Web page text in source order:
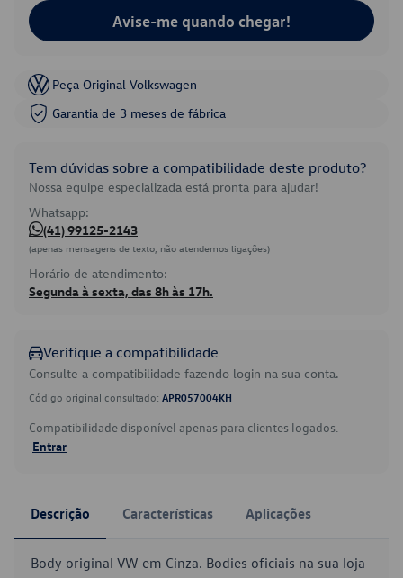
Avise-me quando chegar!
Peça Original Volkswagen
Garantia de 3 meses de fábrica
Tem dúvidas sobre a compatibilidade deste produto?
Nossa equipe especializada está pronta para ajudar!
Whatsapp:
(41) 99125-2143
(apenas mensagens de texto, não atendemos ligações)
Horário de atendimento:
Segunda à sexta, das 8h às 17h.
Verifique a compatibilidade
Consulte a compatibilidade fazendo login na sua conta.
Código original consultado: APR057004KH
Compatibilidade disponível apenas para clientes logados.
Entrar
Descrição Características Aplicações
Body original VW em Cinza. Bodies oficiais na sua loja